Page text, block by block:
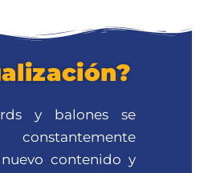
y balones se
constantemente
contenido y